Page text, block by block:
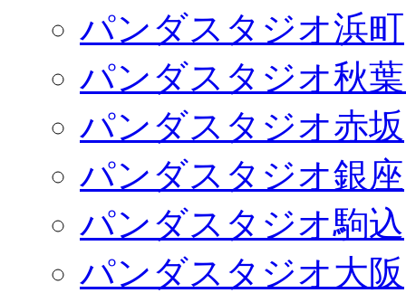
パンダスタジオ浜町
パンダスタジオ秋
パンダスタジオ赤坂
パンダスタジオ銀座
パンダスタジオ駒込
パンダスタジオ大阪